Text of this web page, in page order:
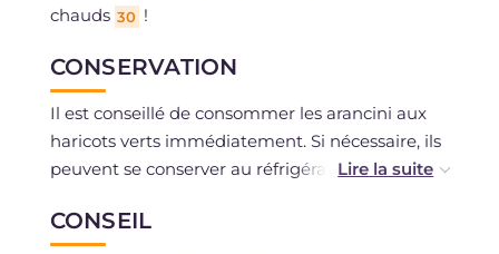
chauds 30 !
CONSERVATION
Il est conseillé de consommer les arancini aux
haricots verts immédiatement. Si nécessaire, ils
peuvent se conserver au réfrigérateur pendant
CONSEIL